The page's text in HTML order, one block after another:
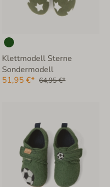
Klettmodell Sterne
Sondermodell
51,95 €* 64,95 €*